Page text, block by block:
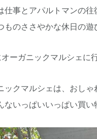
仕事とアパルトマンの
ものささやかな休日の遊
ーガニックマルシェに
ックマルシェは、おし
いっぱいいっぱい買い